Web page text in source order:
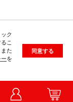
ク
こ
た
を
同意する